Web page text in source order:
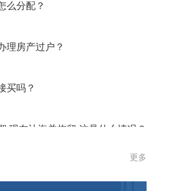
么分配？
理房产过户？
买吗？
现在让海关拘留 这是什么情况？
吗？
更多